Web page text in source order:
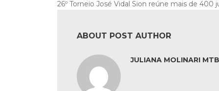
26º Torneio José Vidal Sion reúne mais de 400
ABOUT POST AUTHOR
JULIANA MOLINARI